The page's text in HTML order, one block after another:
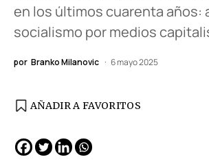
en los últimos cuarenta años:
socialismo por medios
por Branko Milanovic 6 mayo 2025
AÑADIR A FAVORITOS